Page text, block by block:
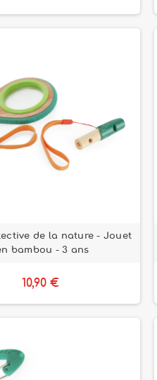
de la nature - Jouet
bambou - 3 ans
10,90 €